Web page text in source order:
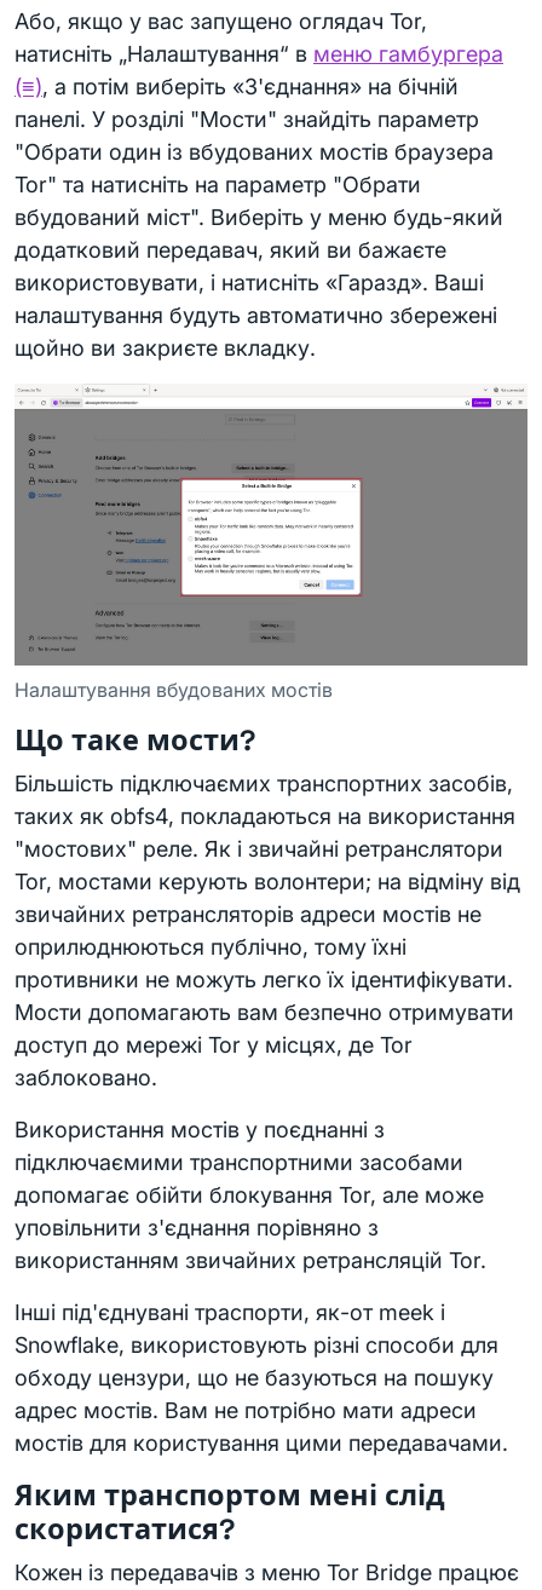
Або, якщо у вас запущено оглядач Tor,
натисніть „Налаштування“ в меню гамбургера
(≡), а потім виберіть «З'єднання» на бічній
панелі. У розділі "Мости" знайдіть параметр
"Обрати один із вбудованих мостів браузера
Tor" та натисніть на параметр "Обрати
вбудований міст". Виберіть у меню будь-який
додатковий передавач, який ви бажаєте
використовувати, і натисніть «Гаразд». Ваші
налаштування будуть автоматично збережені
щойно ви закриєте вкладку.
Налаштування вбудованих мостів
Що таке мости?
Більшість підключаємих транспортних засобів,
таких як obfs4, покладаються на використання
"мостових" реле. Як і звичайні ретранслятори
Tor, мостами керують волонтери; на відміну від
звичайних ретрансляторів адреси мостів не
оприлюднюються публічно, тому їхні
противники не можуть легко їх ідентифікувати.
Мости допомагають вам безпечно отримувати
доступ до мережі Tor у місцях, де Tor
заблоковано.
Використання мостів у поєднанні з
підключаємими транспортними засобами
допомагає обійти блокування Tor, але може
уповільнити з'єднання порівняно з
використанням звичайних ретрансляцій Tor.
Інші під'єднувані траспорти, як-от meek і
Snowflake, використовують різні способи для
обходу цензури, що не базуються на пошуку
адрес мостів. Вам не потрібно мати адреси
мостів для користування цими передавачами.
Яким транспортом мені слід
скористатися?
Кожен із передавачів з меню Tor Bridge працює